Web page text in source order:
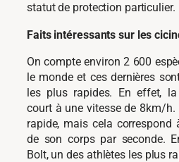
statut de protection particulier.
Faits intéressants sur les
On compte environ 2 600
le monde et ces dernières
les plus rapides. En effet,
court à une vitesse de 8km/h.
rapide, mais cela
de son corps par seconde.
Bolt, un des athlètes les plus